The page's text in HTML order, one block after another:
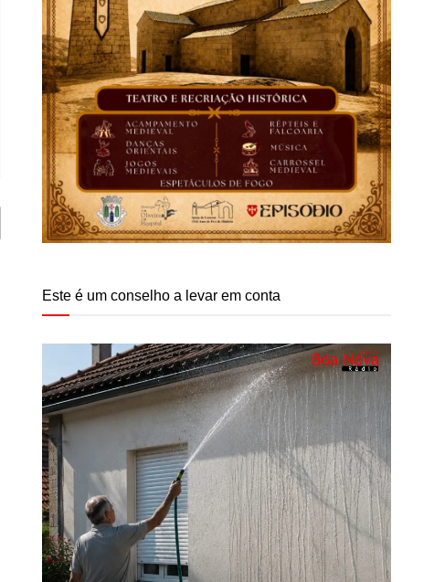
Este é um conselho a levar em conta